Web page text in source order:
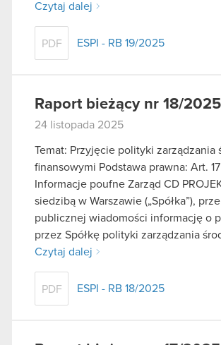
Czytaj dalej
PDF ESPI - RB 19/2025
Raport bieżący nr 18/2025
24 listopada 2025
Temat: Przyjęcie polityki zarządzania
finansowymi Podstawa prawna: Art.
Informacje poufne Zarząd CD
siedzibą w Warszawie („Spółka”),
publicznej wiadomości informację o
przez Spółkę polityki zarządzania
Czytaj dalej
PDF ESPI - RB 18/2025